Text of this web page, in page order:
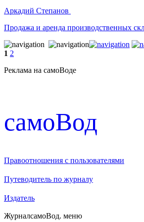
Аркадий Степанов
Продажа и аренда производственных
1 2
Реклама на самоВоде
cамоВод
Правоотношения с пользователями
Путеводитель по журналу
Издатель
ЖурналсамоВод. меню